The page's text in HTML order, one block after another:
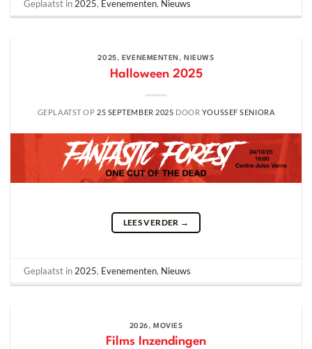
Geplaatst in 2025, Evenementen, Nieuws
2025, EVENEMENTEN, NIEUWS
Halloween 2025
GEPLAATST OP 25 SEPTEMBER 2025 DOOR YOUSSEF SENIORA
LEES VERDER →
Geplaatst in 2025, Evenementen, Nieuws
2026 , MOVIES
Films Inzendingen